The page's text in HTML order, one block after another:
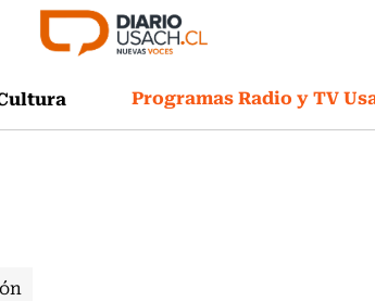
Programas Radio y TV